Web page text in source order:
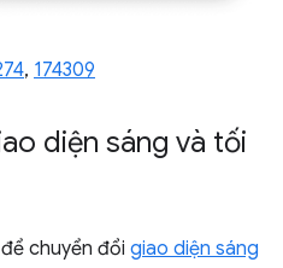
, 174309
diện sáng và tối
chuyển đổi giao diện sáng